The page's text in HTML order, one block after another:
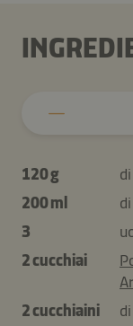
120 g
200 ml
3
2 cucchiai
2 cucchiaini